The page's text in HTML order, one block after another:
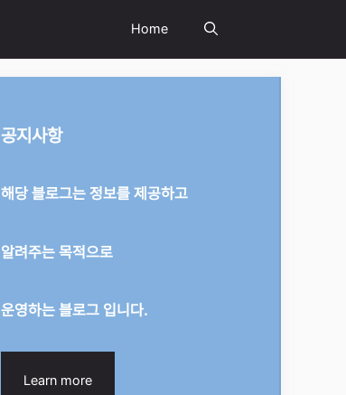
Home
공지사항
해당 블로그는 정보를 제공하고
알려주는 목적으로
운영하는 블로그 입니다.
Learn more